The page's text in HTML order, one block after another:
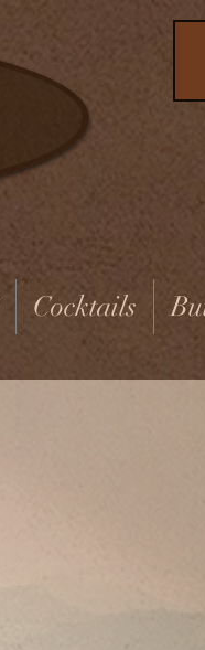
Cocktails